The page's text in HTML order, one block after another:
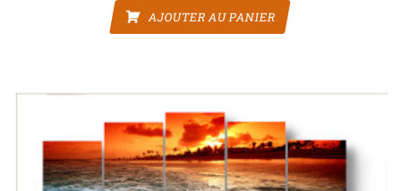
AJOUTER AU PANIER